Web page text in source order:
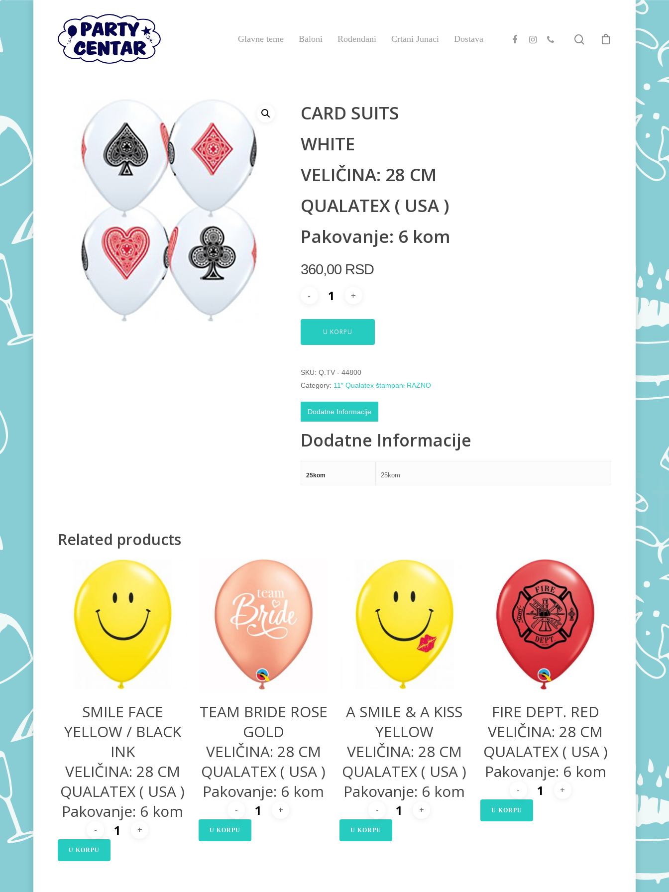
Hit enter to search or ESC to close
Glavne teme Baloni Rođendani Crtani Junaci Dostava
CARD SUITS
WHITE
VELIČINA: 28 CM
QUALATEX ( USA )
Pakovanje: 6 kom
360,00 RSD
U KORPU
SKU: Q.TV - 44800
Category: 11″ Qualatex štampani RAZNO
Dodatne Informacije
Dodatne Informacije
25kom 25kom
Related products
360,00 RSD
SMILE FACE
YELLOW / BLACK
INK
VELIČINA: 28 CM
QUALATEX ( USA )
Pakovanje: 6 kom
U KORPU
360,00RSD
TEAM BRIDE ROSE
GOLD
VELIČINA: 28 CM
QUALATEX ( USA )
Pakovanje: 6 kom
U KORPU
360,00 RSD
A SMILE & A KISS
YELLOW
VELIČINA: 28 CM
QUALATEX ( USA )
Pakovanje: 6 kom
U KORPU
360,00RSD
FIRE DEPT. RED
VELIČINA: 28 CM
QUALATEX ( USA )
Pakovanje: 6 kom
U KORPU